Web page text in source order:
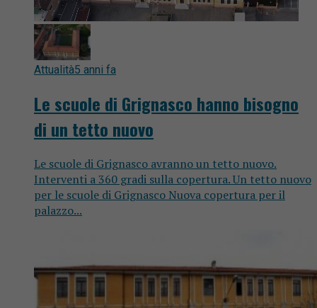
Attualità5 anni fa
Le scuole di Grignasco hanno bisogno
di un tetto nuovo
Le scuole di Grignasco avranno un tetto nuovo.
Interventi a 360 gradi sulla copertura. Un tetto nuovo
per le scuole di Grignasco Nuova copertura per il
palazzo...